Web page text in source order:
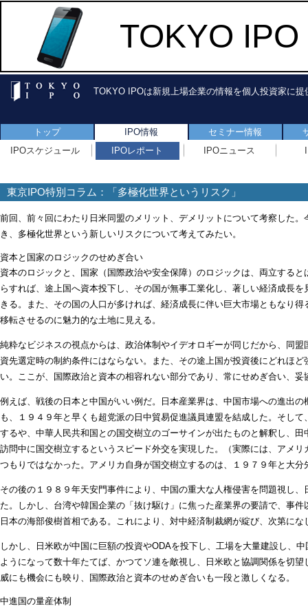
TOKYO
TOKYO IPOは新規上場企業の情報を個人投資家に提
トップ IPO情報 セミナー情報
IPOスケジュール
IPOレポート IPOニュース
東京IPO特別コラム：「多極化世界というリスク」
前回、前々回にわたり日米同盟のメリット、デメリットについて考察した
き、多極化世界という新しいリスクについて考えてみたい。
資本と国家のロジックのせめぎ合い
資本のロジックと、国家（国際政治や安全保障）のロジックは、両立する
らすれば、途上国へ資本投下し、その国が無事工業化し、著しい経済成長
きる。また、その国の人口が多ければ、経済成長に伴い巨大市場ともなり
移転させるのに魅力的な土地に見える。
純粋なビジネスの視点からは、政治体制やイデオロギーが同じだから、同
資先選定時の制約条件にはならない。また、その途上国が投資後にどれほ
い。ここが、国際政治と資本の相容れない部分であり、常にせめぎ合い、妥
例えば、戦後の日本と中国がいい例だ。日本産業界は、中国市場への進出
も、１９４９年と早くも超党派の日中貿易促進議員連盟を結成した。そし
するや、中華人民共和国との国交樹立のゴーサインが出たものと解釈し、
訪問中に国交樹立するというスピード外交を実現した。（実際には、アメ
つもりではなかった。アメリカ自身が国交樹立するのは、１９７９年と大分
その後の１９８９年天安門事件により、中国の重大な人権侵害を問題視し
た。しかし、台湾や韓国企業の「抜け駆け」に焦った産業界の要請で、事
日本の海部俊樹首相である。これにより、対中経済制裁網が綻び、次第に
しかし、日米欧が中国に巨額の投資やODAを投下し、工場を大量建設し、
ようになって数十年たてば、かつてソ連を敵視し、日米欧と協調関係を切
威にも機会にも映り、国際政治と資本のせめぎ合いも一段と激しくなる。
中進国の量産体制